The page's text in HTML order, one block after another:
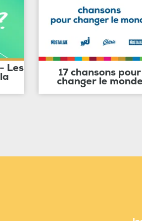
Les 17 chansons pour
changer le